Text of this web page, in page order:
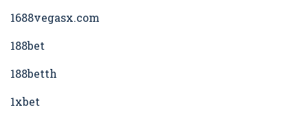
1688vegasx.com
188bet
188betth
1xbet